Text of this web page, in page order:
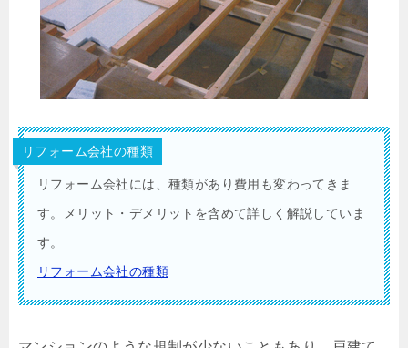
リフォーム会社の種類
リフォーム会社には、種類があり費用も変わってきま
す。メリット・デメリットを含めて詳しく解説していま
す。
リフォーム会社の種類